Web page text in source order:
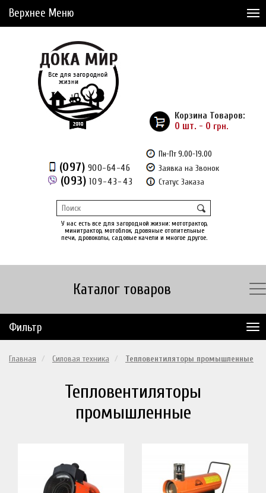
Верхнее Меню
Доставка и Оплата
Рассрочка
Доставка из Америки
Отложенные товары (0)
(097) 900-64-46
(093) 109-43-43
Пн-Пт 9.00-19.00
Заявка на Звонок
Статус Заказа
У нас есть все для загородной жизни: мототрактор,
минитрактор, мотоблок, дровяные отопительные
печи, дровоколы, садовые качели и многое другое.
Корзина Товаров:
0 шт. - 0 грн.
Каталог товаров
Фильтр
Главная Силовая техника Тепловентиляторы промышленные
Тепловентиляторы
промышленные